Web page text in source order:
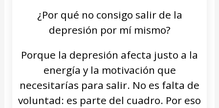
¿Por qué no consigo salir de la
depresión por mí mismo?
Porque la depresión afecta justo a la
energía y la motivación que
necesitarías para salir. No es falta de
voluntad: es parte del cuadro. Por eso